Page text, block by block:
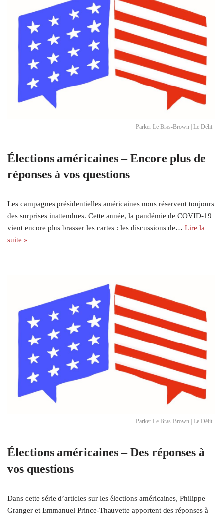
Parker Le Bras-Brown | Le Délit
Élections américaines – Encore plus de
réponses à vos questions
Les campagnes présidentielles américaines nous réservent toujours
des surprises inattendues. Cette année, la pandémie de COVID-19
vient encore plus brasser les cartes : les discussions de… Lire la
suite »
Parker Le Bras-Brown | Le Délit
Élections américaines – Des réponses à
vos questions
Dans cette série d’articles sur les élections américaines, Philippe
Granger et Emmanuel Prince-Thauvette apportent des réponses à